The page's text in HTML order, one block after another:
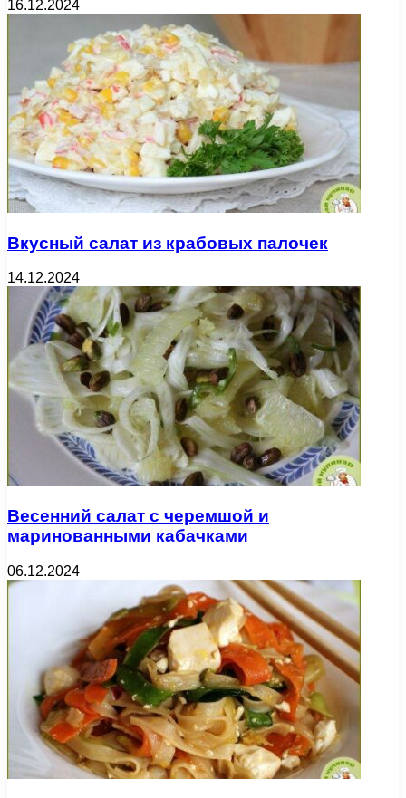
16.12.2024
Вкусный салат из крабовых палочек
14.12.2024
Весенний салат с черемшой и
маринованными кабачками
06.12.2024